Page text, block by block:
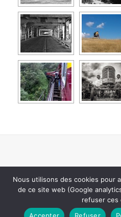
Copyright All rights reserved.|
Unitedtheme.
Nous utilisons des cookies pour
de ce site web (Google
refuser ces
Accepter
Refuser